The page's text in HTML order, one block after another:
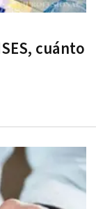
cuánto